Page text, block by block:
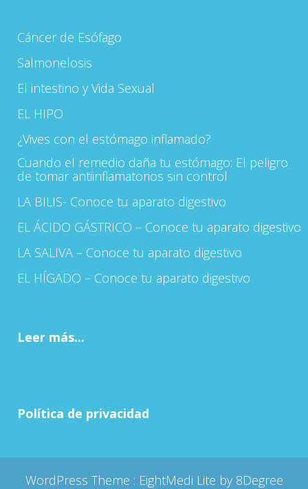
Cáncer de Esófago
Salmonelosis
El intestino y Vida Sexual
EL HIPO
¿Vives con el estómago inflamado?
Cuando el remedio daña tu estómago: El peligro
de tomar antiinflamatorios sin control
LA BILIS- Conoce tu aparato digestivo
EL ÁCIDO GÁSTRICO – Conoce tu aparato digestivo
LA SALIVA – Conoce tu aparato digestivo
EL HÍGADO – Conoce tu aparato digestivo
Leer más...
Política de privacidad
WordPress Theme : EightMedi Lite by 8Degree